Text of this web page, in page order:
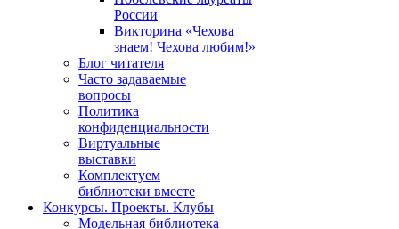
России
Викторина «Чехова
знаем! Чехова любим!»
Блог читателя
Часто задаваемые
вопросы
Политика
конфиденциальности
Виртуальные
выставки
Комплектуем
библиотеки вместе
Конкурсы. Проекты. Клубы
Модельная библиотека